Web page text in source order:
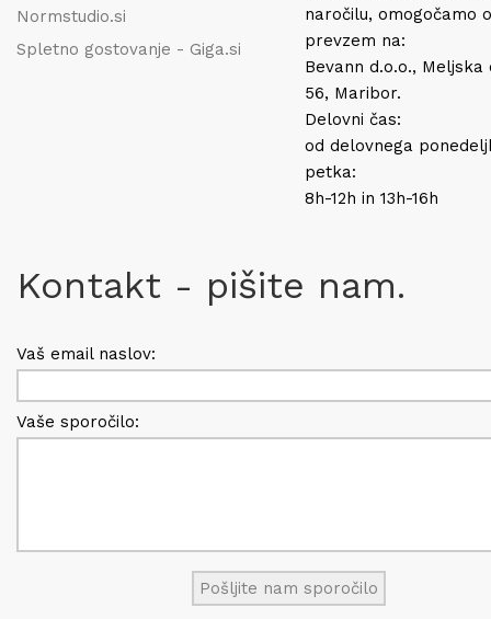
Normstudio.si
Spletno gostovanje - Giga.si
naročilu, omogočamo
prevzem na:
Bevann d.o.o., Meljska
56, Maribor.
Delovni čas:
od delovnega
petka:
8h-12h in 13h-16h
Kontakt - pišite nam.
Vaš email naslov:
Vaše sporočilo: